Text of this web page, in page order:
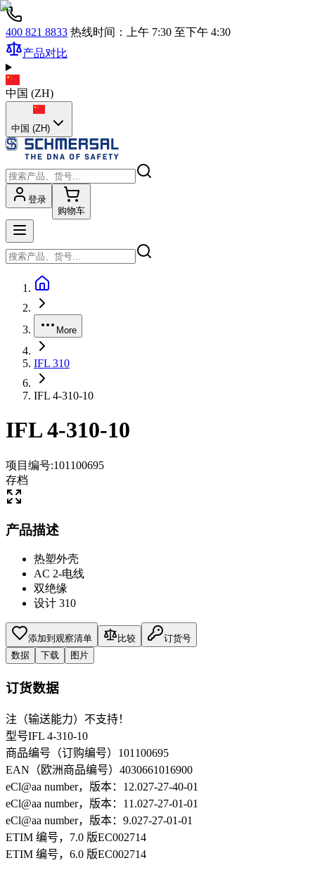
400 821 8833 热线时间：上午 7:30 至下午 4:30
产品对比
中国 (ZH)
中国 (ZH)
登录
购物车
More
IFL 310
IFL 4-310-10
IFL 4-310-10
项目编号:101100695
存档
产品描述
热塑外壳
AC 2-电线
双绝缘
设计 310
添加到观察清单 比较
订货号
数据
下载 图片
订货数据
注（输送能力） 不支持！
型号IFL 4-310-10
商品编号（订购编号） 101100695
EAN（欧洲商品编号） 4030661016900
eCl@aa number，版本：12.027-27-40-01
eCl@aa number，版本：11.027-27-01-01
eCl@aa number，版本：9.027-27-01-01
ETIM 编号，7.0 版EC002714
ETIM 编号，6.0 版EC002714